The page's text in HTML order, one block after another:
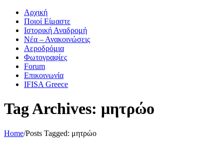
Αρχική
Ποιοί Είμαστε
Ιστορική Αναδρομή
Νέα – Ανακοινώσεις
Αεροδρόμια
Φωτογραφίες
Forum
Επικοινωνία
IFISA Greece
Tag Archives: μητρώο
Home/Posts Tagged: μητρώο